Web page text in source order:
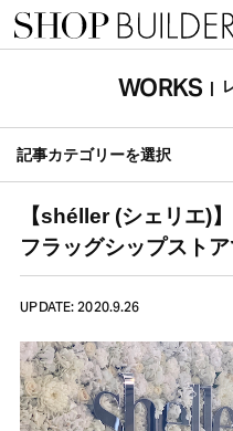
WORKS |
記事カテゴリーを選択
【shéller (シェリエ)
フラッグシップスト
UPDATE: 2020.9.26